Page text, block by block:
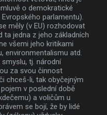
o demokratické
parlamentu).
měly (v EU) rozhodovat
ta jedna z jeho základních
všemi jeho kritikami
environmentalismu atd.
tj. národní
za svou činnost
chceš-li, tak obyčejným
v poslední době
a voličům u
se bojí, že by lidé